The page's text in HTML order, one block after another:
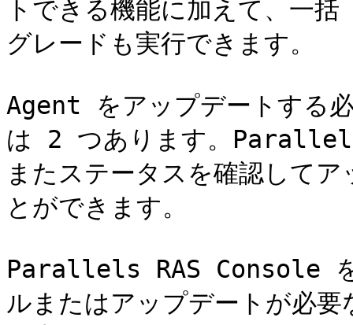
トできる機能に加えて、一
グレードも実行できます。
Agent をアップデートする
は 2 つあります。
またステータスを確認して
とができます。
Parallels RAS Console を
ルまたはアップデートが必